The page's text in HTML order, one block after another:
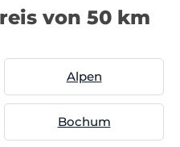
von 50 km
Alpen
Bochum